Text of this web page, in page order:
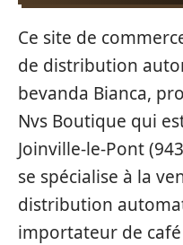
Ce site de
de distribution
bevanda Bianca,
Nvs Boutique qui
Joinville-le-Pont
se spécialise à la
distribution
importateur de café